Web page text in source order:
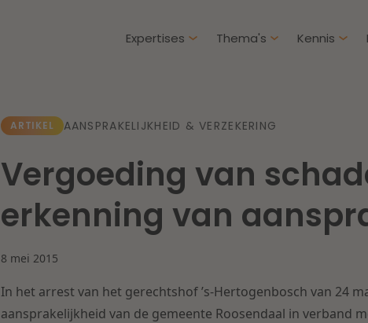
Expertises
IE & Innovatie
Herstructurering & Insolventie
Zorg & Sociaal domein
Thema's
Dichtbij een
toekomstbestendige
zorg
Kennis
ARTIKEL AANSPRAKELIJKHEID & VERZEKERING
Vergoeding van
erkenning van
8 mei 2015
In het arrest van het gerechtshof ’s-Hertogenbosch van 24
aansprakelijkheid van de gemeente Roosendaal in verband